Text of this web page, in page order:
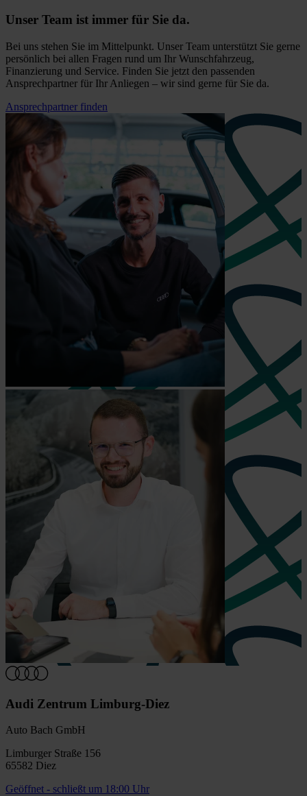
Unser Team ist immer für Sie da.
Bei uns stehen Sie im Mittelpunkt. Unser Team unterstützt Sie gerne
persönlich bei allen Fragen rund um Ihr Wunschfahrzeug,
Finanzierung und Service. Finden Sie jetzt den passenden
Ansprechpartner für Ihr Anliegen – wir sind gerne für Sie da.
Ansprechpartner finden
Audi Zentrum Limburg-Diez
Auto Bach GmbH
Limburger Straße 156
65582 Diez
Geöffnet - schließt um 18:00 Uhr